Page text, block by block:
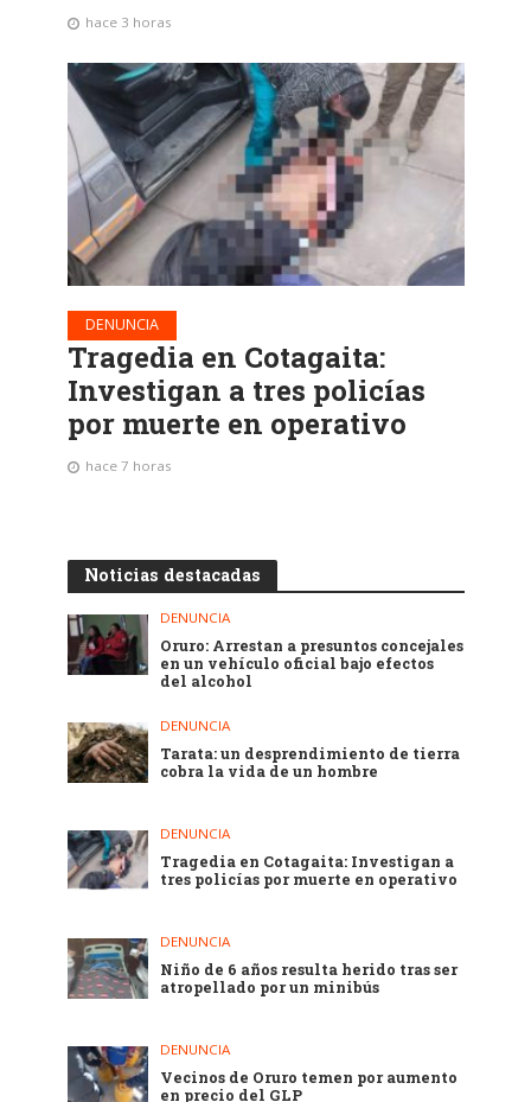
hace 3 horas
DENUNCIA
Tragedia en Cotagaita:
Investigan a tres policías
por muerte en operativo
hace 7 horas
Noticias destacadas
DENUNCIA
Oruro: Arrestan a presuntos concejales
en un vehículo oficial bajo efectos
del alcohol
DENUNCIA
Tarata: un desprendimiento de tierra
cobra la vida de un hombre
DENUNCIA
Tragedia en Cotagaita: Investigan a
tres policías por muerte en operativo
DENUNCIA
Niño de 6 años resulta herido tras ser
atropellado por un minibús
DENUNCIA
Vecinos de Oruro temen por aumento
en precio del GLP